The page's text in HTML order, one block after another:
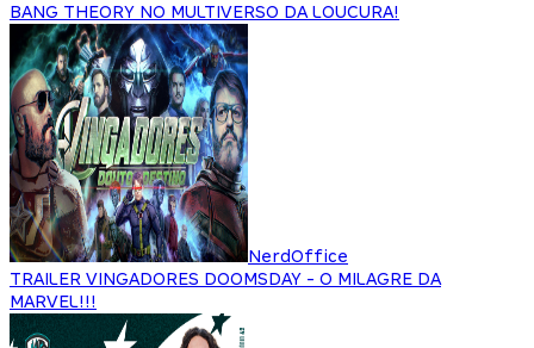
BANG THEORY NO MULTIVERSO DA LOUCURA!
NerdOffice
TRAILER VINGADORES DOOMSDAY - O MILAGRE DA
MARVEL!!!